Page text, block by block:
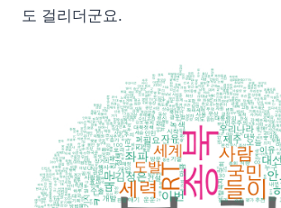
도 걸리더군요.